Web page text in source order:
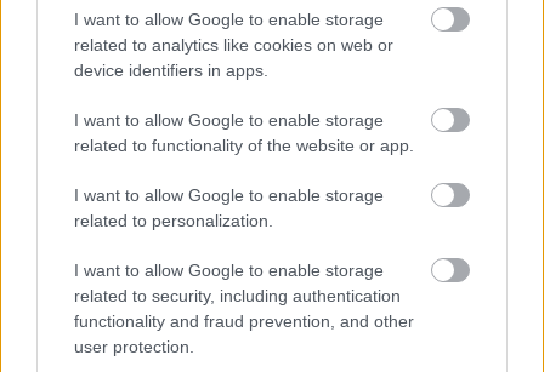
I want to allow Google to enable storage
related to analytics like cookies on web or
device identifiers in apps.
I want to allow Google to enable storage
related to functionality of the website or app.
I want to allow Google to enable storage
related to personalization.
I want to allow Google to enable storage
related to security, including authentication
functionality and fraud prevention, and other
user protection.
Még nem született meg a doppingellenes törvény
Spanyolországban
Közel egy éve például a helyi profi
labdarúgó-bajnokságokban csak nagyon